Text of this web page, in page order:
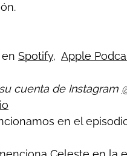
Spotify, Apple
cuenta de Instagram
en el